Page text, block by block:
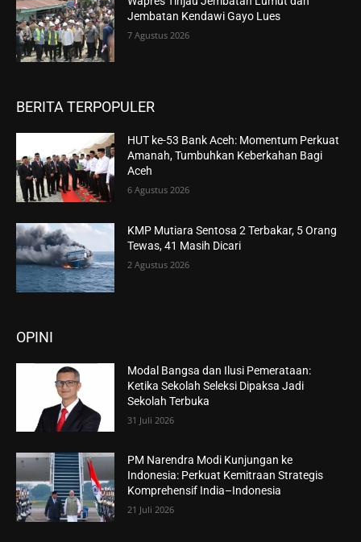
Jembatan Kendawi Gayo Lues
7 Agustus 2026
BERITA TERPOPULER
HUT ke-53 Bank Aceh: Momentum Perkuat
Amanah, Tumbuhkan Keberkahan Bagi
Aceh
6 Agustus 2026
KMP Mutiara Sentosa 2 Terbakar, 5 Orang
Tewas, 41 Masih Dicari
2 Agustus 2026
OPINI
Modal Bangsa dan Ilusi Pemerataan:
Ketika Sekolah Seleksi Dipaksa Jadi
Sekolah Terbuka
31 Juli 2026
PM Narendra Modi Kunjungan ke
Indonesia: Perkuat Kemitraan Strategis
Komprehensif India–Indonesia
21 Juli 2026